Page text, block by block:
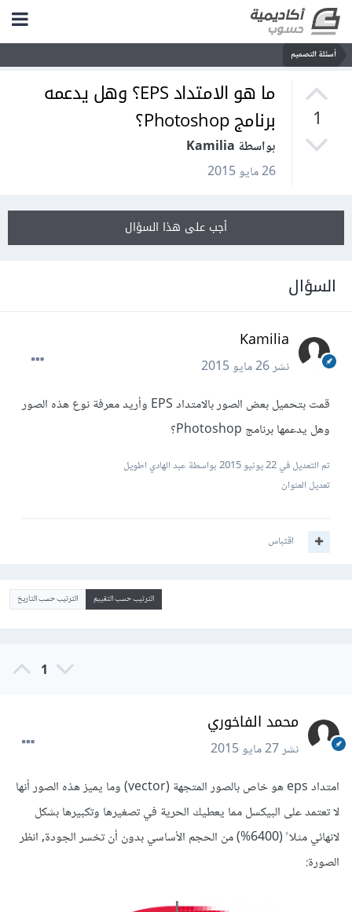
أسئلة التصميم
1
ما هو الامتداد EPS؟ وهل يدعمه
برنامج Photoshop؟
بواسطة Kamilia
26 مايو 2015
أجب على هذا السؤال
السؤال
Kamilia
نشر26 مايو 2015
قمت بتحميل بعض الصور بالامتداد EPS وأريد معرفة نوع هذه الصور
وهل يدعمها برنامج Photoshop؟
تم التعديل في22 يونيو 2015
بواسطة عبد الهادي اطويل
تعديل العنوان
اقتباس
الترتيب حسب التقييم الترتيب حسب التاريخ
1
محمد الفاخوري
نشر27 مايو 2015
امتداد eps هو خاص بالصور المتجهة (vector) وما يميز هذه الصور أنها
لا تعتمد على البيكسل مما يعطيك الحرية في تصغيرها وتكبيرها بشكل
لانهائي مثلا ً (6400%) من الحجم الأساسي بدون أن تخسر الجودة, انظر
الصورة: